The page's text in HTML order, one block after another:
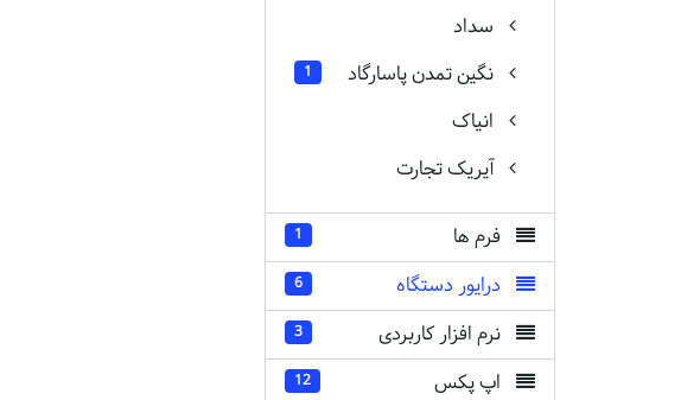
سداد
نگین تمدن پاسارگاد
1
انیاک
آیریک تجارت
فرم ها 1
درایور دستگاه 6
نرم افزار کاربردی 3
اپ پکس 12